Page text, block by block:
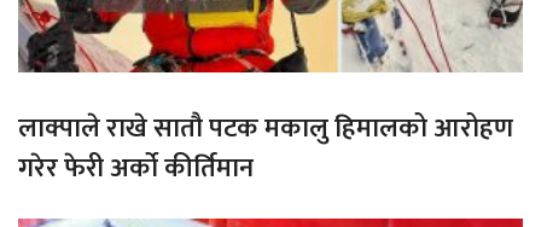
लाक्पाले राखे सातौ पटक मकालु हिमालको आरोहण
गरेर फेरी अर्को कीर्तिमान